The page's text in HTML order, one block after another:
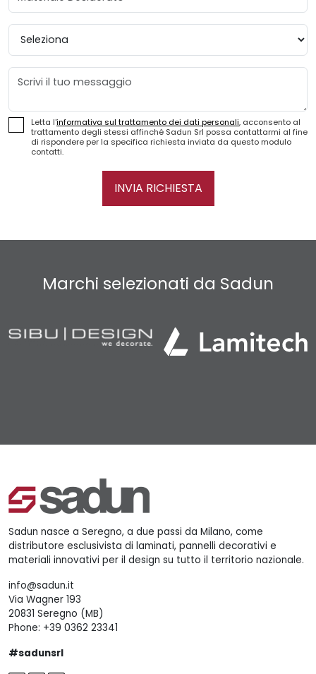
Provincia
Messaggio
Letta l'informativa sul trattamento dei dati personali, acconsento al
trattamento degli stessi affinché Sadun Srl possa contattarmi al fine
di rispondere per la specifica richiesta inviata da questo modulo
contatti.
INVIA RICHIESTA
Marchi selezionati da Sadun
Sadun nasce a Seregno, a due passi da Milano, come
distributore esclusivista di laminati, pannelli decorativi e
materiali innovativi per il design su tutto il territorio nazionale.
info@sadun.it
Via Wagner 193
20831 Seregno (MB)
Phone: +39 0362 23341
#sadunsrl